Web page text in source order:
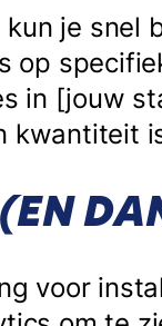
je snel
op
in [jouw
kwantiteit
voor